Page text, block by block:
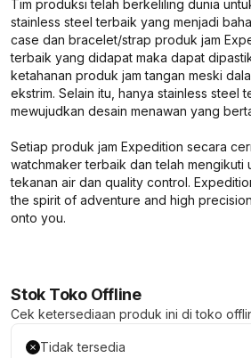
Tim produksi telah berkeliling dunia
stainless steel terbaik yang menjadi
case dan bracelet/strap produk jam
terbaik yang didapat maka dapat
ketahanan produk jam tangan meski
ekstrim. Selain itu, hanya stainless steel
mewujudkan desain menawan yang
Setiap produk jam Expedition secara
watchmaker terbaik dan telah mengikuti
tekanan air dan quality control.
the spirit of adventure and high
onto you.
Stok Toko Offline
Cek ketersediaan produk ini di toko
Tidak tersedia